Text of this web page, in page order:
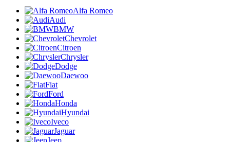
Alfa Romeo
Audi
BMW
Chevrolet
Citroen
Chrysler
Dodge
Daewoo
Fiat
Ford
Honda
Hyundai
Iveco
Jaguar
Jeep